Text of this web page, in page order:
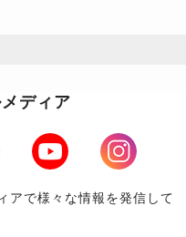
ディア
Youtube
Instagram
アで様々な情報を発信して